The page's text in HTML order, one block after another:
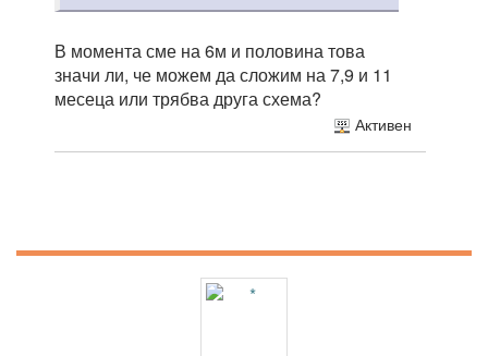
В момента сме на 6м и половина това
значи ли, че можем да сложим на 7,9 и 11
месеца или трябва друга схема?
Активен